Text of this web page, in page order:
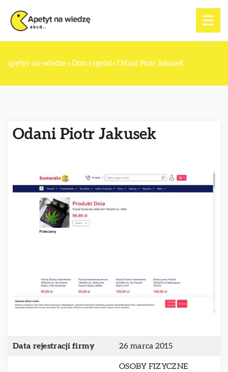
apetyt-na-wiedze» Dom i ogród » Odani Piotr Jakusek
Odani Piotr Jakusek
Data rejestracji firmy 26 marca 2015
OSOBY FIZYCZNE